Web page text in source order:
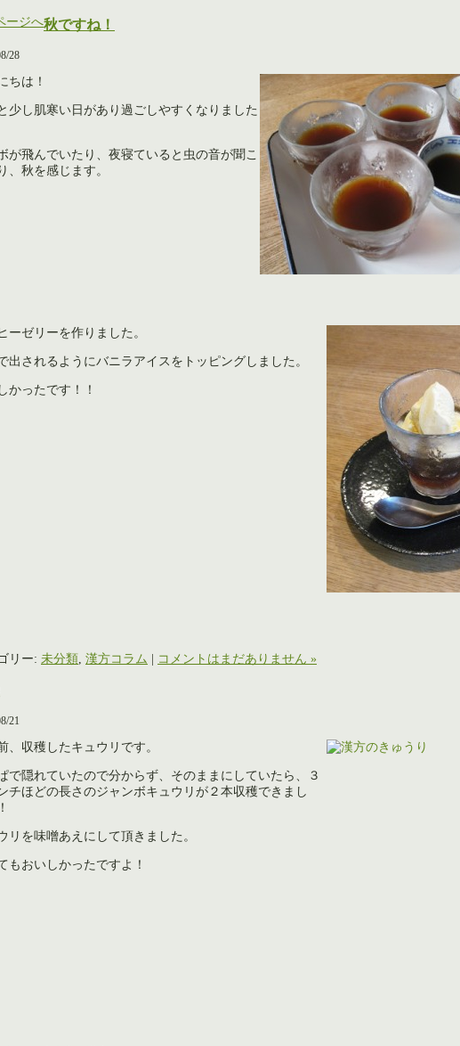
ージへ秋ですね！
28
ちは！
少し肌寒い日があり過ごしやすくなりました
が飛んでいたり、夜寝ていると虫の音が聞こ
、秋を感じます。
ーゼリーを作りました。
出されるようにバニラアイスをトッピングしました。
かったです！！
リー: 未分類 漢方コラム | コメントはまだありません »
21
、収穫したキュウリです。
で隠れていたので分からず、そのままにしていたら、３
チほどの長さのジャンボキュウリが２本収穫できまし
リを味噌あえにして頂きました。
もおいしかったですよ！